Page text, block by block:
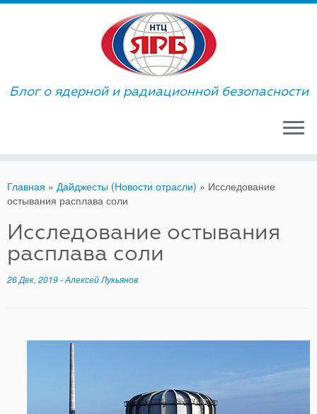
Skip
Блог о ядерной и радиационной безопасности
Главная » Дайджесты (Новости отрасли) » Исследование
остывания расплава соли
Исследование остывания
расплава соли
26 Дек, 2019-Алексей Лукьянов